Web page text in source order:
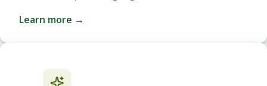
Learn more →